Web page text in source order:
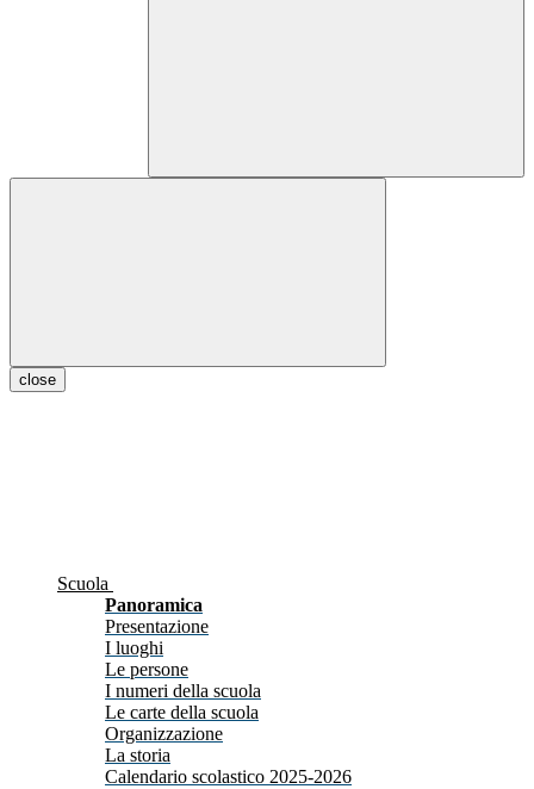
close
Scuola
Panoramica
Presentazione
I luoghi
Le persone
I numeri della scuola
Le carte della scuola
Organizzazione
La storia
Calendario scolastico 2025-2026